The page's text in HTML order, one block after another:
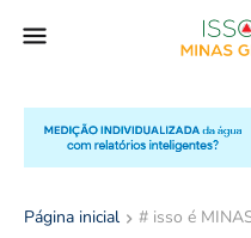
Página inicial # isso é